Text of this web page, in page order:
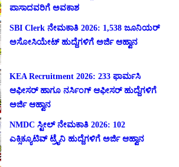
ಪಾಸಾದವರಿಗೆ ಅವಕಾಶ
SBI Clerk ನೇಮಕಾತಿ 2026: 1,538 ಜೂನಿಯರ್
ಅಸೋಸಿಯೇಟ್ ಹುದ್ದೆಗಳಿಗೆ ಅರ್ಜಿ ಆಹ್ವಾನ
KEA Recruitment 2026: 233 ಫಾರ್ಮಸಿ
ಆಫೀಸರ್ ಹಾಗೂ ನರ್ಸಿಂಗ್ ಆಫೀಸರ್ ಹುದ್ದೆಗಳಿಗೆ
ಅರ್ಜಿ ಆಹ್ವಾನ
NMDC ಸ್ಟೀಲ್ ನೇಮಕಾತಿ 2026: 102
ಎಕ್ಸಿಕ್ಯೂಟಿವ್ ಟ್ರೈನಿ ಹುದ್ದೆಗಳಿಗೆ ಅರ್ಜಿ ಆಹ್ವಾನ